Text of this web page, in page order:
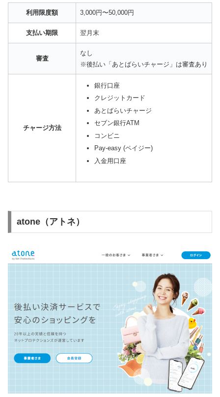
利用限度額 3,000円〜50,000円
支払い期限 翌月末
審査
なし
※後払い「あとばらいチャージ」は審査あり
チャージ方法
銀行口座
クレジットカード
あとばらいチャージ
セブン銀行ATM
コンビニ
Pay-easy (ペイジー)
入金用口座
atone（アトネ）